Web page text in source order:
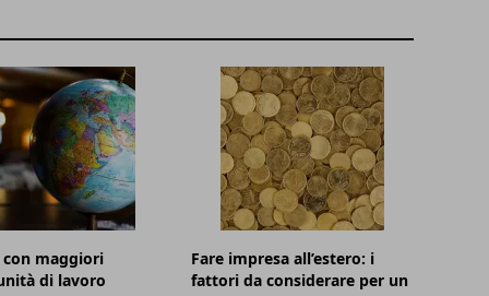
con maggiori
di lavoro
Fare impresa all’estero: i
fattori da considerare per un